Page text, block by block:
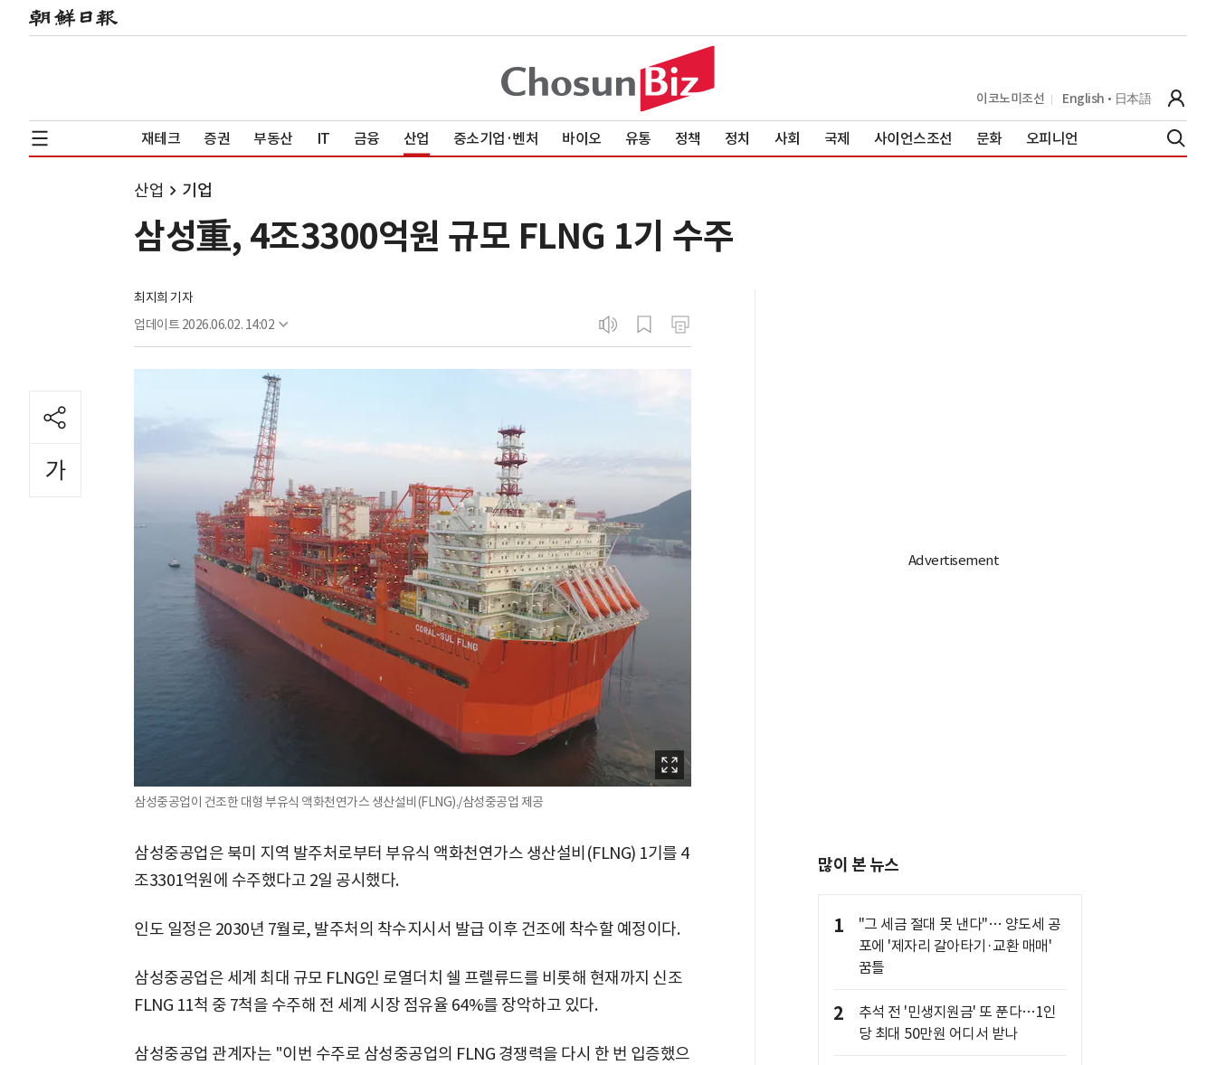
이코노미조선 English 日本語
재테크 증권 부동산 IT 금융 산업 중소기업·벤처 바이오 유통 정책 정치 사회 국제 사이언스조선 문화 오피니언
산업 기업
삼성重, 4조3300억원 규모 FLNG 1기 수주
최지희 기자
업데이트 2026.06.02. 14:02
삼성중공업이 건조한 대형 부유식 액화천연가스 생산설비(FLNG)./삼성중공업 제공
삼성중공업은 북미 지역 발주처로부터 부유식 액화천연가스 생산설비(FLNG) 1기를 4
조3301억원에 수주했다고 2일 공시했다.
인도 일정은 2030년 7월로, 발주처의 착수지시서 발급 이후 건조에 착수할 예정이다.
삼성중공업은 세계 최대 규모 FLNG인 로열더치 쉘 프렐류드를 비롯해 현재까지 신조
FLNG 11척 중 7척을 수주해 전 세계 시장 점유율 64%를 장악하고 있다.
삼성중공업 관계자는 "이번 수주로 삼성중공업의 FLNG 경쟁력을 다시 한 번 입증했으
많이 본 뉴스
1
"그 세금 절대 못 낸다"… 양도세 공
포에 '제자리 갈아타기·교환 매매'
꿈틀
2
추석 전 '민생지원금' 또 푼다…1인
당 최대 50만원 어디서 받나